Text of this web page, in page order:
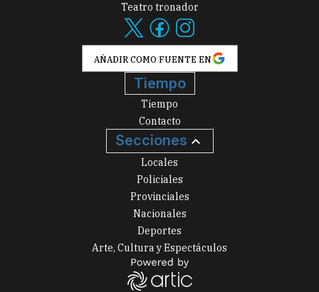
Teatro tronador
AÑADIR COMO FUENTE EN
Tiempo
Tiempo
Contacto
Secciones
Locales
Policiales
Provinciales
Nacionales
Deportes
Arte, Cultura y Espectáculos